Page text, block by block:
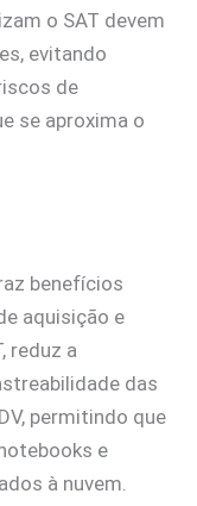
o SAT devem
evitando
de
se aproxima o
benefícios
aquisição e
reduz a
das
permitindo que
e
à nuvem.